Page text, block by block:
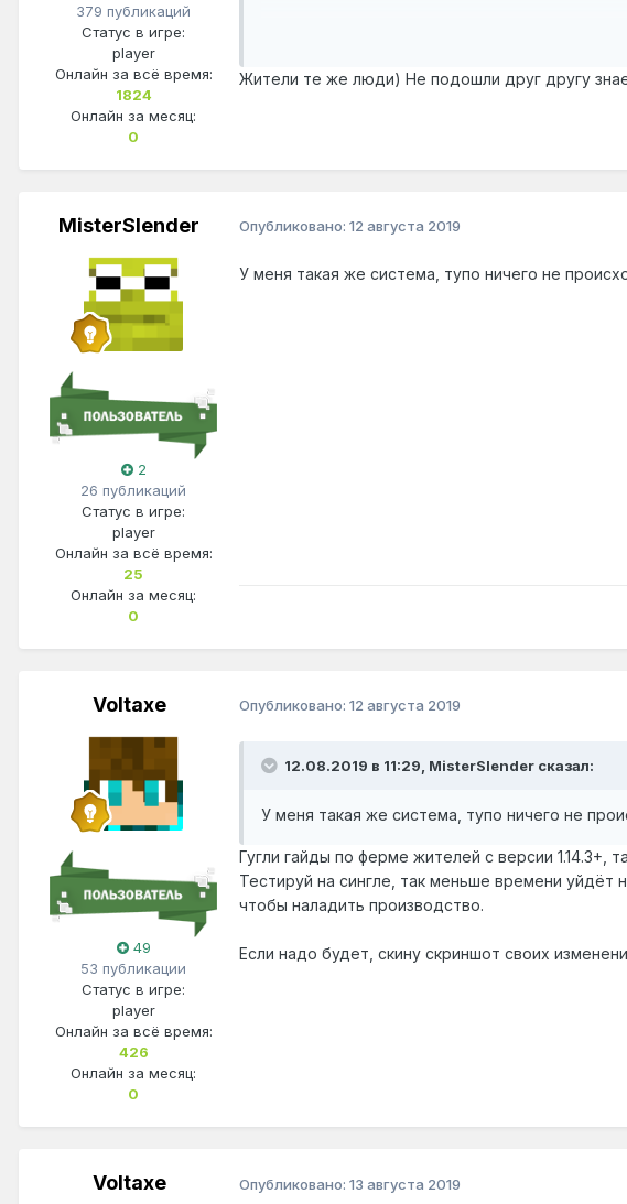
379 публикаций
Статус в игре:
player
Онлайн за всё время:
1824
Онлайн за месяц:
0
Жители те же люди) Не подошли друг другу
MisterSlender
2
26 публикаций
Статус в игре:
player
Онлайн за всё время:
25
Онлайн за месяц:
0
Опубликовано: 12 августа 2019
У меня такая же система, тупо ничего не
Voltaxe
49
53 публикации
Статус в игре:
player
Онлайн за всё время:
426
Онлайн за месяц:
0
Опубликовано: 12 августа 2019
12.08.2019 в 11:29, MisterSlender сказал:
У меня такая же система, тупо ничего не
Гугли гайды по ферме жителей с версии 1.14.3+,
Тестируй на сингле, так меньше времени уйдёт
чтобы наладить производство.
Если надо будет, скину скриншот своих
Voltaxe Опубликовано: 13 августа 2019